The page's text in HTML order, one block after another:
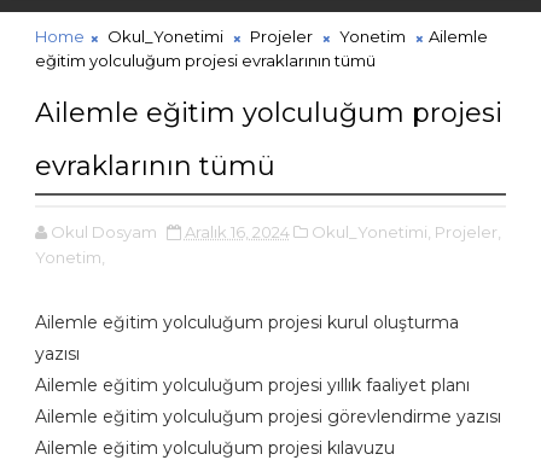
Home Okul_Yonetimi Projeler Yonetim
Ailemle
eğitim yolculuğum projesi evraklarının tümü
Ailemle eğitim yolculuğum projesi
evraklarının tümü
Okul Dosyam Aralık 16, 2024 Okul_Yonetimi, Projeler,
Yonetim,
Ailemle eğitim yolculuğum projesi kurul oluşturma
yazısı
Ailemle eğitim yolculuğum projesi yıllık faaliyet planı
Ailemle eğitim yolculuğum projesi görevlendirme yazısı
Ailemle eğitim yolculuğum projesi kılavuzu